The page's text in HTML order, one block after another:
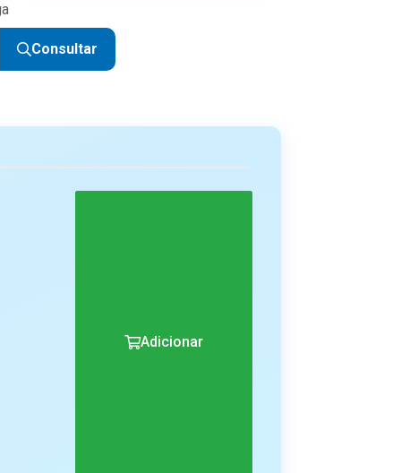
Consultar
Adicionar